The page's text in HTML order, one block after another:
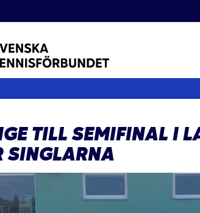
TILL SEMIFINAL I
SINGLARNA